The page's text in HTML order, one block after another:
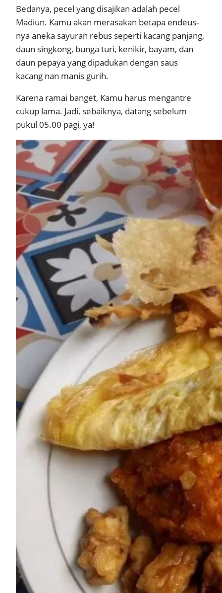
Bedanya, pecel yang disajikan adalah pecel
Madiun. Kamu akan merasakan betapa endeus-
nya aneka sayuran rebus seperti kacang panjang,
daun singkong, bunga turi, kenikir, bayam, dan
daun pepaya yang dipadukan dengan saus
kacang nan manis gurih.
Karena ramai banget, Kamu harus mengantre
cukup lama. Jadi, sebaiknya, datang sebelum
pukul 05.00 pagi, ya!